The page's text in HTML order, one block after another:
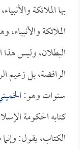
بها الملائكة
الملائكة
البطلان، وليس
الرافضة، بل زعيم
سنوات وهو:
كتابه الحكومة
الكتاب، يقول: